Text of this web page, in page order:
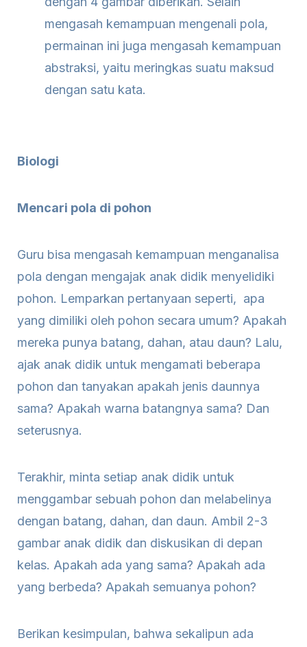
mengasah kemampuan mengenali pola,
permainan ini juga mengasah kemampuan
abstraksi, yaitu meringkas suatu maksud
dengan satu kata.
Biologi
Mencari pola di pohon
Guru bisa mengasah kemampuan menganalisa
pola dengan mengajak anak didik menyelidiki
pohon. Lemparkan pertanyaan seperti, apa
yang dimiliki oleh pohon secara umum? Apakah
mereka punya batang, dahan, atau daun? Lalu,
ajak anak didik untuk mengamati beberapa
pohon dan tanyakan apakah jenis daunnya
sama? Apakah warna batangnya sama? Dan
seterusnya.
Terakhir, minta setiap anak didik untuk
menggambar sebuah pohon dan melabelinya
dengan batang, dahan, dan daun. Ambil 2-3
gambar anak didik dan diskusikan di depan
kelas. Apakah ada yang sama? Apakah ada
yang berbeda? Apakah semuanya pohon?
Berikan kesimpulan, bahwa sekalipun ada